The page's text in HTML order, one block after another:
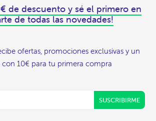
de descuento y sé el primero en
de todas las novedades!
ofertas, promociones exclusivas y un
10€ para tu primera compra
SUSCRIBIRME